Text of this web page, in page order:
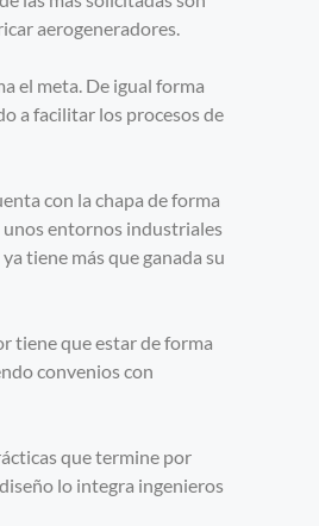
aerogeneradores.
el meta. De igual forma
a facilitar los procesos de
con la chapa de forma
unos entornos industriales
tiene más que ganada su
tiene que estar de forma
convenios con
que termine por
lo integra ingenieros